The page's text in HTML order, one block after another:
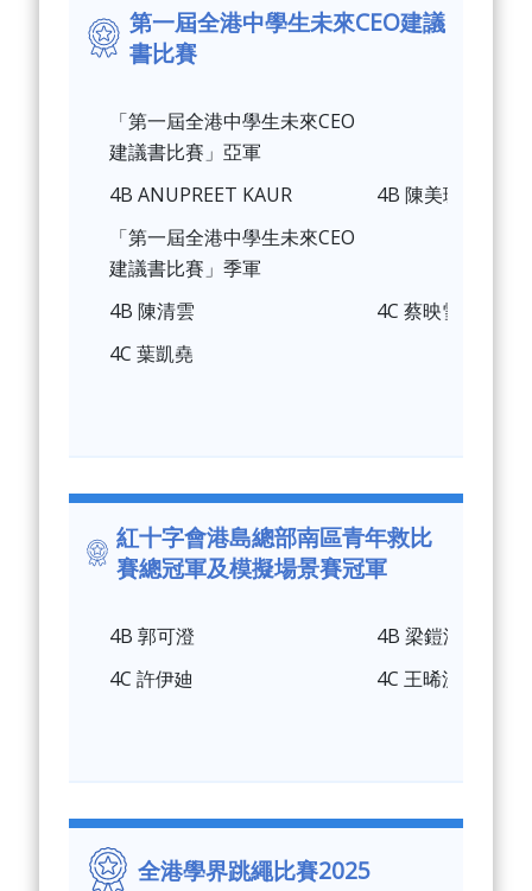
第一屆全港中學生未來CEO建議
書比賽
「第一屆全港中學生未來CEO
建議書比賽」亞軍
4B ANUPREET KAUR
4B 陳美珊
「第一屆全港中學生未來CEO
建議書比賽」季軍
4B 陳清雲
4C 蔡映雪
4C 葉凱堯
紅十字會港島總部南區青年救比
賽總冠軍及模擬場景賽冠軍
4B 郭可澄
4B 梁鎧潼
4C 許伊廸
4C 王晞漫
全港學界跳繩比賽2025